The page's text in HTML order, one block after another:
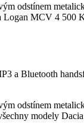
odstínem
MCV 4 500
a Bluetooth
odstínem
modely